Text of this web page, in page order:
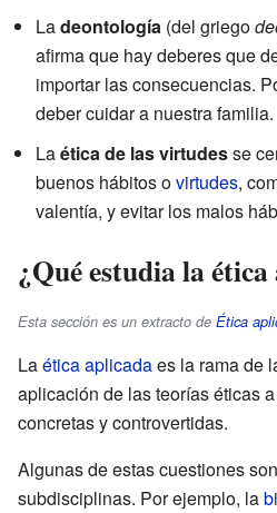
Ladeontología (del griego
afirma que hay deberes que
importar las consecuencias.
deber cuidar a nuestra familia.
Laética de las virtudesse
buenos hábitos ovirtudes,
valentía, y evitar los malos
¿Qué estudia la
Esta sección es un extracto de Ética
Laética aplicadaes la rama de
aplicación de las teorías éticas
concretas y controvertidas.
Algunas de estas cuestiones
subdisciplinas. Por ejemplo, la